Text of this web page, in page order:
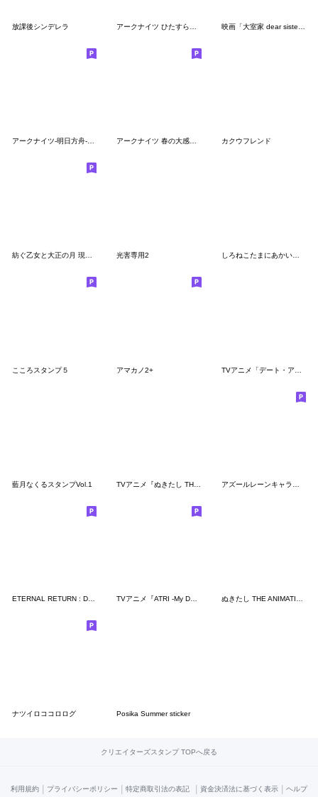
放課後シンデレラ
カクウフレンド
紡ぐ乙女と大正の月 現代で使えるスタンプ 光害専用2 しろねこたまにあかいねこ
こころスタンプ５ アマカノ2+
藍月なくるスタンプVol.1
ETERNAL RETURN : Daily life on Lumia 01 TVアニメ『ATRI -My Dear Moments-』 ぬきたし THE ANIMATION
ナツイロココロログ Posika Summer sticker
クリエイターズスタンプ TOPへ戻る
利用規約 | プライバシーポリシー | 特定商取引法の表記 | 資金決済法に基づく表示 | ヘルプ